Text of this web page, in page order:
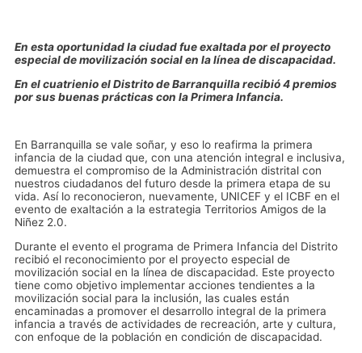
En esta oportunidad la ciudad fue exaltada por el proyecto
especial de movilización social en la línea de discapacidad.
En el cuatrienio el Distrito de Barranquilla recibió 4 premios
por sus buenas prácticas con la Primera Infancia.
En Barranquilla se vale soñar, y eso lo reafirma la primera
infancia de la ciudad que, con una atención integral e inclusiva,
demuestra el compromiso de la Administración distrital con
nuestros ciudadanos del futuro desde la primera etapa de su
vida. Así lo reconocieron, nuevamente, UNICEF y el ICBF en el
evento de exaltación a la estrategia Territorios Amigos de la
Niñez 2.0.
Durante el evento el programa de Primera Infancia del Distrito
recibió el reconocimiento por el proyecto especial de
movilización social en la línea de discapacidad. Este proyecto
tiene como objetivo implementar acciones tendientes a la
movilización social para la inclusión, las cuales están
encaminadas a promover el desarrollo integral de la primera
infancia a través de actividades de recreación, arte y cultura,
con enfoque de la población en condición de discapacidad.